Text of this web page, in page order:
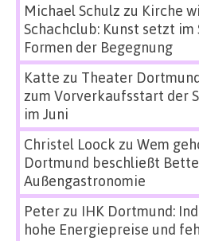
Michael Schulz zu Kirche
Schachclub: Kunst setzt im
Formen der Begegnung
Katte zu Theater
zum Vorverkaufsstart der
im Juni
Christel Loock zu Wem
Dortmund beschließt
Außengastronomie
Peterzu IHK Dortmund:
hohe Energiepreise und